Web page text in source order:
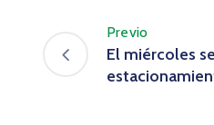
Previo
El miércoles